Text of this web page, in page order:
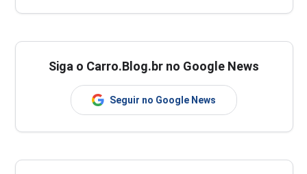
Siga o Carro.Blog.br no Google News
Seguir no Google News